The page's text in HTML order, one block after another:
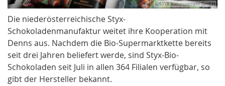
© STYX Naturcosmetic GmbH
Die niederösterreichische Styx-
Schokoladenmanufaktur weitet ihre Kooperation mit
Denns aus. Nachdem die Bio-Supermarktkette bereits
seit drei Jahren beliefert werde, sind Styx-Bio-
Schokoladen seit Juli in allen 364 Filialen verfügbar, so
gibt der Hersteller bekannt.